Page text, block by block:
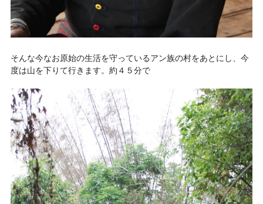
そんな今なお原始の生活を守っているアン族の村をあとにし、今
度は山を下りて行きます。約４５分で